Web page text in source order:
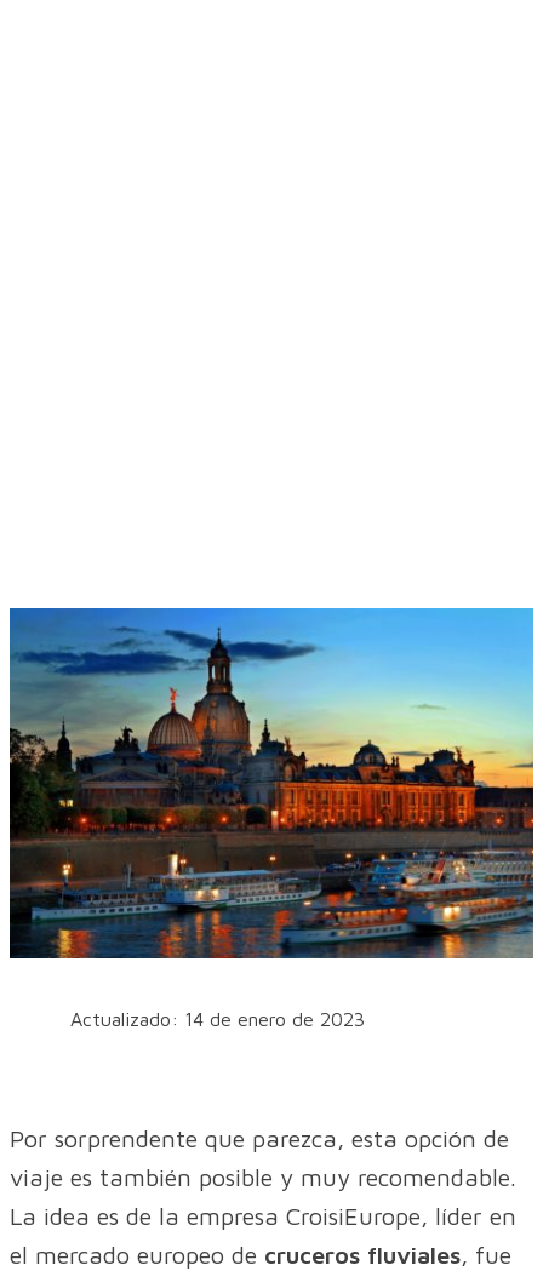
Actualizado: 14 de enero de 2023
Por sorprendente que parezca, esta opción de
viaje es también posible y muy recomendable.
La idea es de la empresa CroisiEurope, líder en
el mercado europeo de cruceros fluviales, fue